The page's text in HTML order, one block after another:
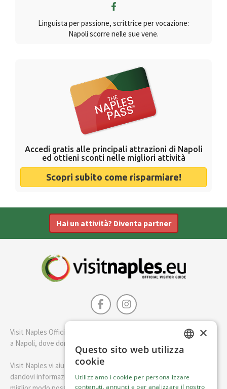
Linguista per passione, scrittrice per vocazione:
Napoli scorre nelle sue vene.
Accedi gratis alle principali attrazioni di Napoli
ed ottieni sconti nelle migliori attività
Scopri subito come risparmiare!
Hai un attività? Diventa partner
Visit Naples Official è la guida della città di Napoli. Scopri cosa fare
a Napoli, dove dormire e i migliori posti dove mangiare.
Visit Naples vi aiuterà a pianificare il vostro viaggio a Napoli
dandovi informazioni utili e consigli su come visitare Napoli nel
×
Questo sito web utilizza
cookie
Utilizziamo i cookie per personalizzare
contenuti, annunci e per analizzare il nostro